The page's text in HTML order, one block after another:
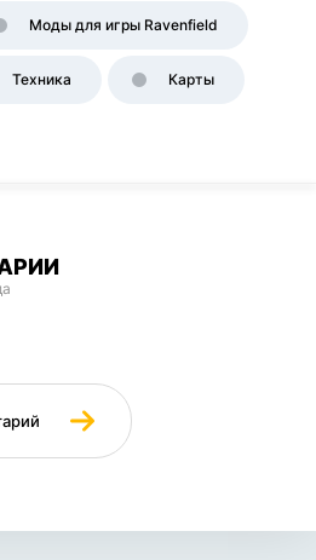
Моды для игры Ravenfield
Техника Карты